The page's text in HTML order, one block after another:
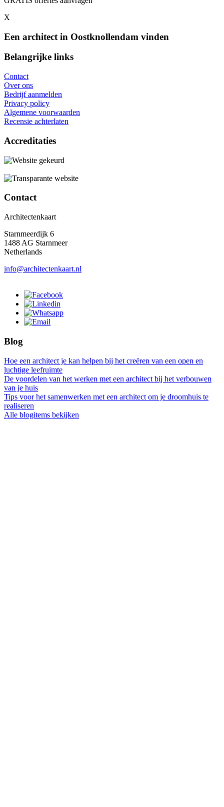
X
Een architect in Oostknollendam vinden
Belangrijke links
Contact
Over ons
Bedrijf aanmelden
Privacy policy
Algemene voorwaarden
Recensie achterlaten
Accreditaties
Contact
Architectenkaart
Starnmeerdijk 6
1488 AG Starnmeer
Netherlands
info@architectenkaart.nl
Blog
Hoe een architect je kan helpen bij het creëren van een open en
luchtige leefruimte
De voordelen van het werken met een architect bij het verbouwen
van je huis
Tips voor het samenwerken met een architect om je droomhuis te
realiseren
Alle blogitems bekijken